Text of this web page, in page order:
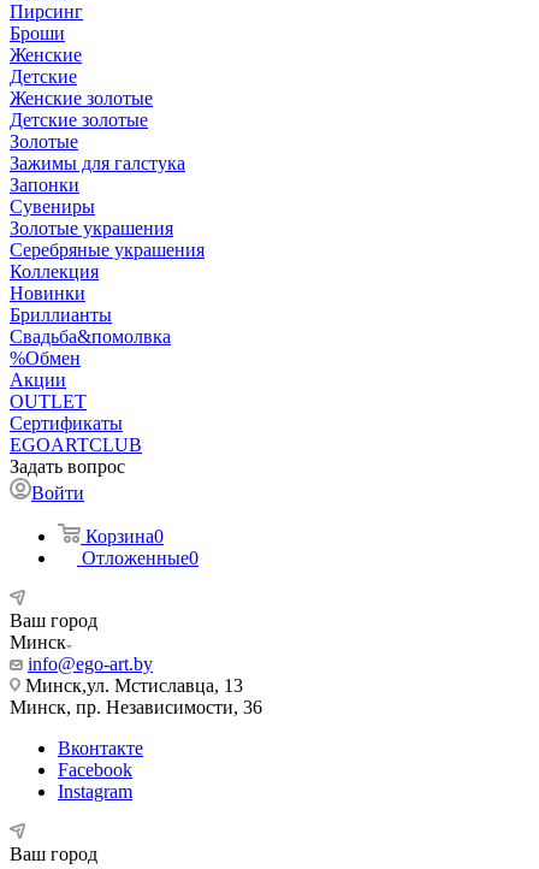
Пирсинг
Броши
Женские
Детские
Женские золотые
Детские золотые
Золотые
Зажимы для галстука
Запонки
Сувениры
Золотые украшения
Серебряные украшения
Коллекция
Новинки
Бриллианты
Свадьба&помолвка
%Обмен
Акции
OUTLET
Сертификаты
EGOARTCLUB
Задать вопрос
Войти
Корзина0
Отложенные0
Ваш город
Минск
info@ego-art.by
Минск,ул. Мстиславца, 13
Минск, пр. Независимости, 36
Вконтакте
Facebook
Instagram
Ваш город